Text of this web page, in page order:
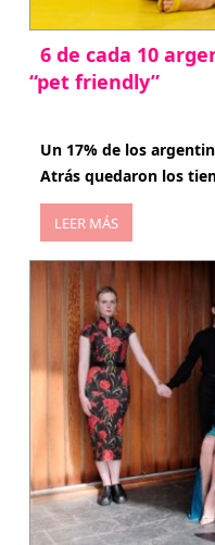
6 de cada 10
“pet friendly”
Un 17% de los
Atrás quedaron los
LEER MÁS